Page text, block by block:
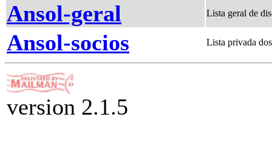
Ansol-geral Lista geral de
Ansol-socios Lista privada
version 2.1.5